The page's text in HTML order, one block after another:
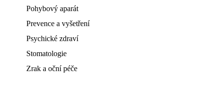
Pohybový aparát
Prevence a vyšetření
Psychické zdraví
Stomatologie
Zrak a oční péče